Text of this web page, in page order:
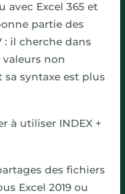
avec Excel 365 et
partie des
: il cherche dans
valeurs non
syntaxe est plus
à utiliser INDEX +
des fichiers
Excel 2019 ou